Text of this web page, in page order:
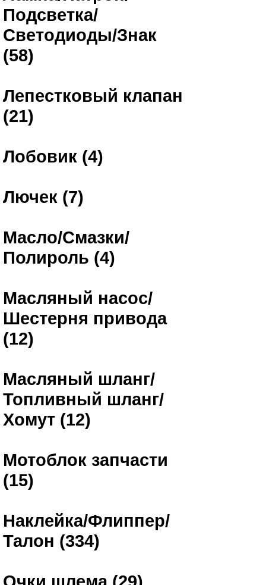
Подсветка/
Светодиоды/Знак
(58)
Лепестковый клапан
(21)
Лобовик (4)
Лючек (7)
Масло/Смазки/
Полироль (4)
Масляный насос/
Шестерня привода
(12)
Масляный шланг/
Топливный шланг/
Хомут (12)
Мотоблок запчасти
(15)
Наклейка/Флиппер/
Талон (334)